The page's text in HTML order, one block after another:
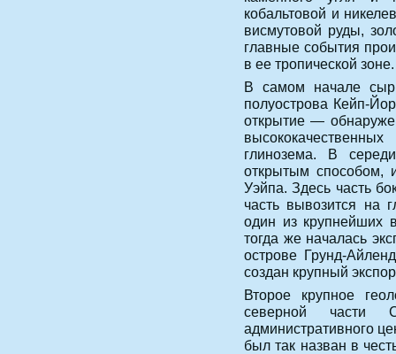
кобальтовой и
висмутовой руды,
главные события
в ее тропической зоне.
В самом начале
полуострова Кейп-
открытие —
глинозема. В
открытым способом,
Уэйпа. Здесь часть
часть вывозится на
один из крупнейших
тогда же началась
острове Грунд-
создан крупный
Второе крупное
северной части
административного
был так назван в